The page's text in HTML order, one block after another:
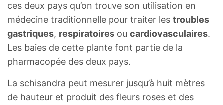
ces deux pays qu’on trouve son utilisation en
médecine traditionnelle pour traiter les troubles
gastriques, respiratoires ou cardiovasculaires.
Les baies de cette plante font partie de la
pharmacopée des deux pays.
La schisandra peut mesurer jusqu’à huit mètres
de hauteur et produit des fleurs roses et des